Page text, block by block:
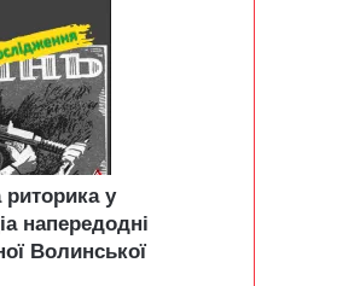
риторика у
напередодні
Волинської